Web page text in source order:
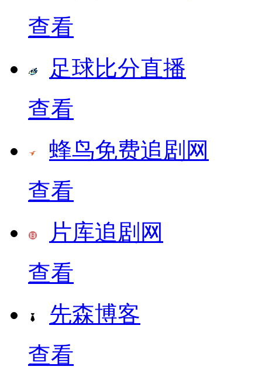
查看
足球比分直播
查看
蜂鸟免费追剧网
查看
片库追剧网
查看
先森博客
查看